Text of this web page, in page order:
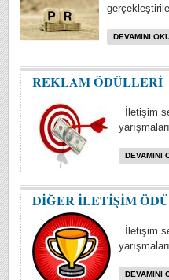
DEVAMINI
REKLAM ÖDÜLLERİ
İletişim
DEVAMINI
DİĞER İLETİŞİM
İletişim
DEVAMINI